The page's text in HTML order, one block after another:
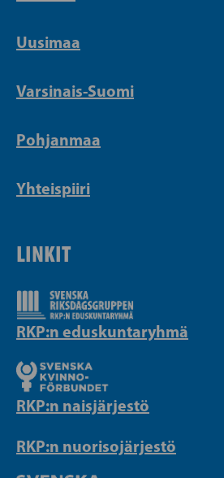
Uusimaa
Varsinais-Suomi
Pohjanmaa
Yhteispiiri
LINKIT
RKP:n eduskuntaryhmä
RKP:n naisjärjestö
RKP:n nuorisojärjestö